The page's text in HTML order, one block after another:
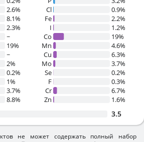
2.6%
8.1%
2.3%
~
19%
~
2%
0.2%
1%
3.7%
8.8%
Cl
0.9%
Fe
2.2%
I
1.2%
Co
19%
Mn
4.6%
Cu
6.3%
Mo
3.7%
Se
0.2%
F
0.3%
Cr
6.7%
Zn
1.6%
3.5
не может содержать полный набор